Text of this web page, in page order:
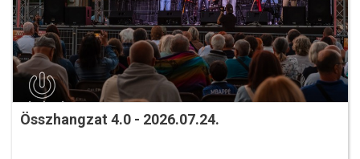
Összhangzat 4.0 - 2026.07.24.